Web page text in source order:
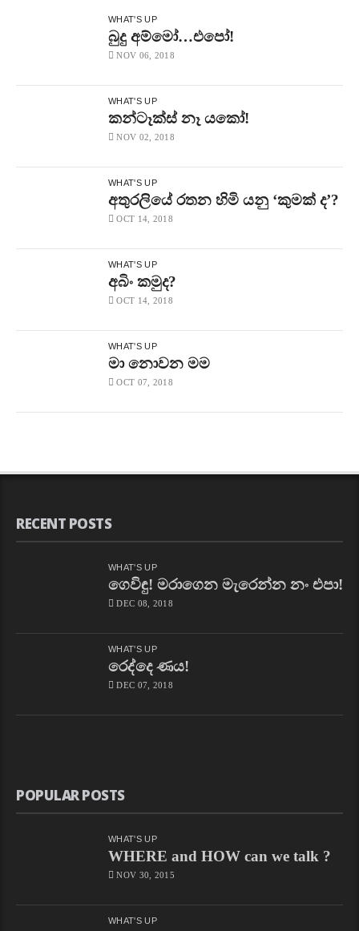
WHAT'S UP
බුදු අම්මෝ…එපෝ!
NOV 06, 2018
WHAT'S UP
කන්ටෑක්ස් නෑ යකෝ!
NOV 02, 2018
WHAT'S UP
අතුරලියේ රතන හිමි යනු ‘කුමක් ද’?
OCT 14, 2018
WHAT'S UP
අබිං කමුද?
OCT 14, 2018
WHAT'S UP
මා නොවන මම
OCT 07, 2018
RECENT POSTS
WHAT'S UP
ගෙවිඳු! මරාගෙන මැරෙන්න නං එපා!
DEC 08, 2018
WHAT'S UP
රෙද්දෙ ණය!
DEC 07, 2018
POPULAR POSTS
WHAT'S UP
WHERE and HOW can we talk ?
NOV 30, 2015
WHAT'S UP